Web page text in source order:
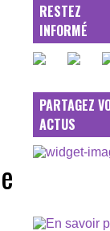
RESTEZ
INFORMÉ
PARTAGEZ
ACTUS